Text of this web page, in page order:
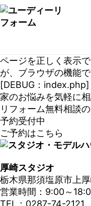
ページを正しく表示
が、ブラウザの機能
[DEBUG：index.php]
家のお悩みを気軽に相
リフォーム無料相談の
予約受付中
ご予約はこちら
厚崎スタジオ
栃木県那須塩原市上
営業時間：9:00～
TEL：0287-74-2121